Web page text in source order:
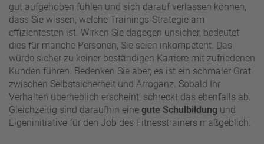
gut aufgehoben fühlen und sich darauf verlassen können,
dass Sie wissen, welche Trainings-Strategie am
effizientesten ist. Wirken Sie dagegen unsicher, bedeutet
dies für manche Personen, Sie seien inkompetent. Das
würde sicher zu keiner beständigen Karriere mit zufriedenen
Kunden führen. Bedenken Sie aber, es ist ein schmaler Grat
zwischen Selbstsicherheit und Arroganz. Sobald Ihr
Verhalten überheblich erscheint, schreckt das ebenfalls ab.
Gleichzeitig sind daraufhin eine gute Schulbildung und
Eigeninitiative für den Job des Fitnesstrainers maßgeblich.